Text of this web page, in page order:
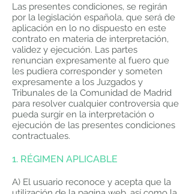
Las presentes condiciones, se regirán
por la legislación española, que será de
aplicación en lo no dispuesto en este
contrato en materia de interpretación,
validez y ejecución. Las partes
renuncian expresamente al fuero que
les pudiera corresponder y someten
expresamente a los Juzgados y
Tribunales de la Comunidad de Madrid
para resolver cualquier controversia que
pueda surgir en la interpretación o
ejecución de las presentes condiciones
contractuales.
1. RÉGIMEN APLICABLE
A) El usuario reconoce y acepta que la